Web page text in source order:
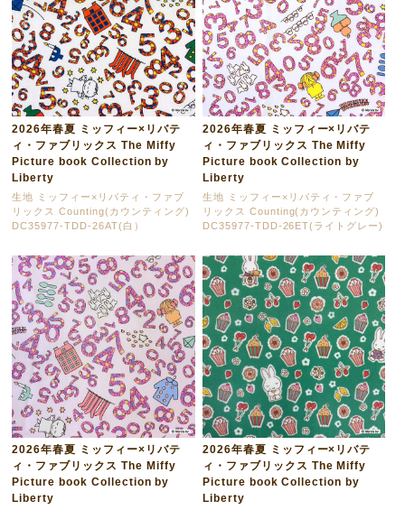
2026年春夏 ミッフィー×リバテ
ィ・ファブリックス The Miffy
Picture book Collection by
Liberty
生地 ミッフィー×リバティ・ファブ
リックス Counting(カウンティング)
DC35977-TDD-26AT(白）
2026年春夏 ミッフィー×リバテ
ィ・ファブリックス The Miffy
Picture book Collection by
Liberty
生地 ミッフィー×リバティ・ファブ
リックス Counting(カウンティング)
DC35977-TDD-26ET(ライトグレー)
2026年春夏 ミッフィー×リバテ
ィ・ファブリックス The Miffy
Picture book Collection by
Liberty
2026年春夏 ミッフィー×リバテ
ィ・ファブリックス The Miffy
Picture book Collection by
Liberty